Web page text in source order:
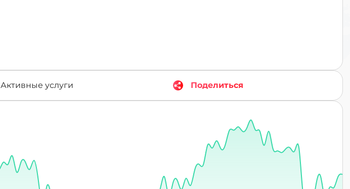
Активные услуги Поделиться